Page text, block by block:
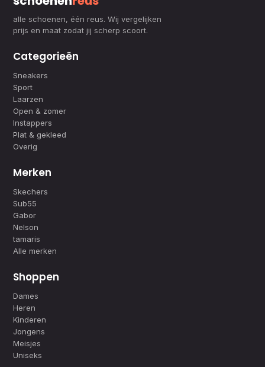
alle schoenen, één reus. Wij vergelijken
prijs en maat zodat jij scherp scoort.
Categorieën
Sneakers
Sport
Laarzen
Open & zomer
Instappers
Plat & gekleed
Overig
Merken
Skechers
Sub55
Gabor
Nelson
tamaris
Alle merken
Shoppen
Dames
Heren
Kinderen
Jongens
Meisjes
Uniseks